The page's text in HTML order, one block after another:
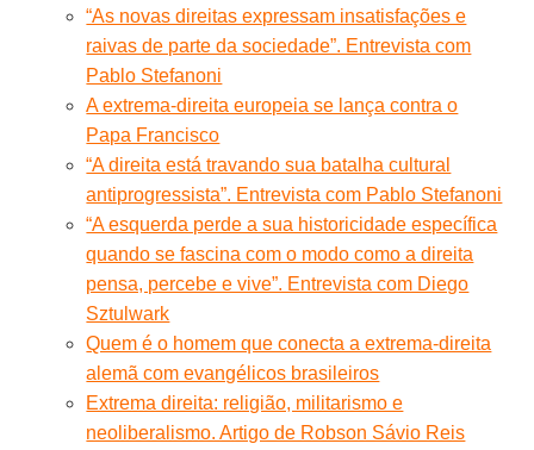
“As novas direitas expressam insatisfações e
raivas de parte da sociedade”. Entrevista com
Pablo Stefanoni
A extrema-direita europeia se lança contra o
Papa Francisco
“A direita está travando sua batalha cultural
antiprogressista”. Entrevista com Pablo Stefanoni
“A esquerda perde a sua historicidade específica
quando se fascina com o modo como a direita
pensa, percebe e vive”. Entrevista com Diego
Sztulwark
Quem é o homem que conecta a extrema-direita
alemã com evangélicos brasileiros
Extrema direita: religião, militarismo e
neoliberalismo. Artigo de Robson Sávio Reis